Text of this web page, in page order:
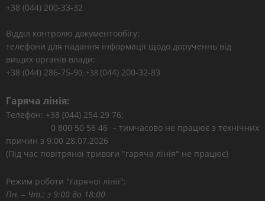
+38 (044) 200-33-32
Відділ контролю документообігу:
телефони для надання інформації щодо дорученнь від
вищих органів влади:
+38 (044) 286-75-90; +38 (044) 200-32-83
Гаряча лінія:
Телефон: +38 (044) 254 29 76;
0 800 50 56 46 – тимчасово не працює з технічних
причин з 9.00 28.07.2026
(Під час повітряної тривоги "гаряча лінія" не працює)
Режим роботи "гарячої лінії":
Пн. – Чт.: з 9:00 до 18:00